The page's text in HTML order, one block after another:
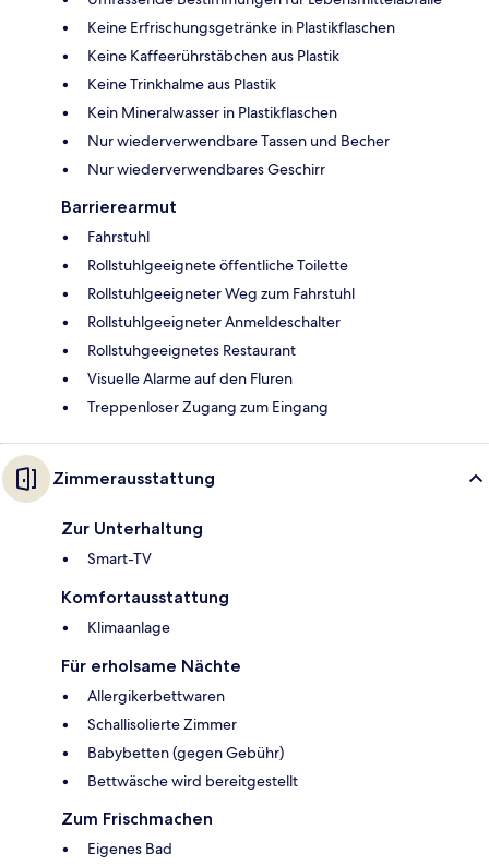
Keine Erfrischungsgetränke in Plastikflaschen
Keine Kaffeerührstäbchen aus Plastik
Keine Trinkhalme aus Plastik
Kein Mineralwasser in Plastikflaschen
Nur wiederverwendbare Tassen und Becher
Nur wiederverwendbares Geschirr
Barrierearmut
Fahrstuhl
Rollstuhlgeeignete öffentliche Toilette
Rollstuhlgeeigneter Weg zum Fahrstuhl
Rollstuhlgeeigneter Anmeldeschalter
Rollstuhgeeignetes Restaurant
Visuelle Alarme auf den Fluren
Treppenloser Zugang zum Eingang
Zimmerausstattung
Zur Unterhaltung
Smart-TV
Komfortausstattung
Klimaanlage
Für erholsame Nächte
Allergikerbettwaren
Schallisolierte Zimmer
Babybetten (gegen Gebühr)
Bettwäsche wird bereitgestellt
Zum Frischmachen
Eigenes Bad